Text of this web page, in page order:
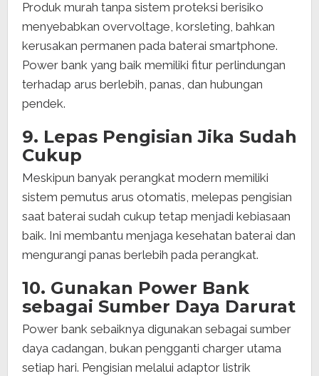
Produk murah tanpa sistem proteksi berisiko
menyebabkan overvoltage, korsleting, bahkan
kerusakan permanen pada baterai smartphone.
Power bank yang baik memiliki fitur perlindungan
terhadap arus berlebih, panas, dan hubungan
pendek.
9. Lepas Pengisian Jika Sudah
Cukup
Meskipun banyak perangkat modern memiliki
sistem pemutus arus otomatis, melepas pengisian
saat baterai sudah cukup tetap menjadi kebiasaan
baik. Ini membantu menjaga kesehatan baterai dan
mengurangi panas berlebih pada perangkat.
10. Gunakan Power Bank
sebagai Sumber Daya Darurat
Power bank sebaiknya digunakan sebagai sumber
daya cadangan, bukan pengganti charger utama
setiap hari. Pengisian melalui adaptor listrik